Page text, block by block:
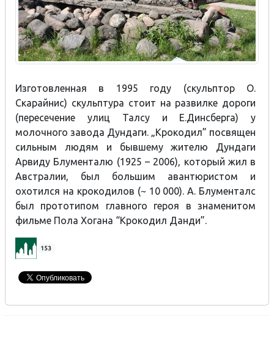
Изготовленная в 1995 году (скульптор О.
Скарайнис) скульптура стоит на развилке дороги
(пересечение улиц Талсу и Е.Динсберга) у
молочного завода Дундаги. „Крокодил” посвящен
сильным людям и бывшему жителю Дундаги
Арвиду Блументалю (1925 – 2006), который жил в
Австралии, был большим авантюристом и
охотился на крокодилов (~ 10 000). A. Блументалс
был прототипом главного героя в знаменитом
фильме Пола Хогана “Крокодил Данди”.
153